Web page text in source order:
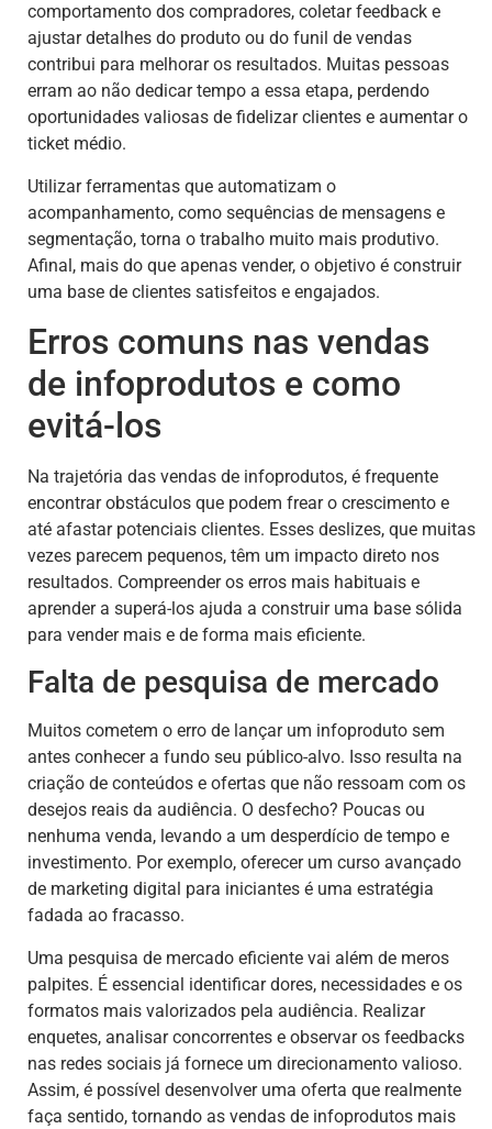
comportamento dos compradores, coletar feedback e
ajustar detalhes do produto ou do funil de vendas
contribui para melhorar os resultados. Muitas pessoas
erram ao não dedicar tempo a essa etapa, perdendo
oportunidades valiosas de fidelizar clientes e aumentar o
ticket médio.
Utilizar ferramentas que automatizam o
acompanhamento, como sequências de mensagens e
segmentação, torna o trabalho muito mais produtivo.
Afinal, mais do que apenas vender, o objetivo é construir
uma base de clientes satisfeitos e engajados.
Erros comuns nas vendas
de infoprodutos e como
evitá-los
Na trajetória das vendas de infoprodutos, é frequente
encontrar obstáculos que podem frear o crescimento e
até afastar potenciais clientes. Esses deslizes, que muitas
vezes parecem pequenos, têm um impacto direto nos
resultados. Compreender os erros mais habituais e
aprender a superá-los ajuda a construir uma base sólida
para vender mais e de forma mais eficiente.
Falta de pesquisa de mercado
Muitos cometem o erro de lançar um infoproduto sem
antes conhecer a fundo seu público-alvo. Isso resulta na
criação de conteúdos e ofertas que não ressoam com os
desejos reais da audiência. O desfecho? Poucas ou
nenhuma venda, levando a um desperdício de tempo e
investimento. Por exemplo, oferecer um curso avançado
de marketing digital para iniciantes é uma estratégia
fadada ao fracasso.
Uma pesquisa de mercado eficiente vai além de meros
palpites. É essencial identificar dores, necessidades e os
formatos mais valorizados pela audiência. Realizar
enquetes, analisar concorrentes e observar os feedbacks
nas redes sociais já fornece um direcionamento valioso.
Assim, é possível desenvolver uma oferta que realmente
faça sentido, tornando as vendas de infoprodutos mais